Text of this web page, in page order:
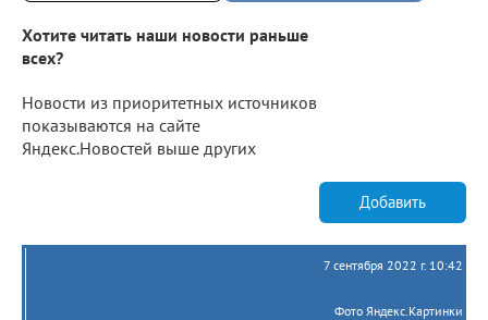
Хотите читать наши новости раньше
всех?
Новости из приоритетных источников
показываются на сайте
Яндекс.Новостей выше других
Добавить
7 сентября 2022 г. 10:42
Фото Яндекс.Картинки